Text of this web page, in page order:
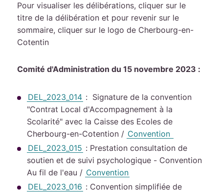
Pour visualiser les délibérations, cliquer sur le
titre de la délibération et pour revenir sur le
sommaire, cliquer sur le logo de Cherbourg-en-
Cotentin
Comité d'Administration du 15 novembre 2023 :
DEL_2023_014 : Signature de la convention
"Contrat Local d'Accompagnement à la
Scolarité" avec la Caisse des Ecoles de
Cherbourg-en-Cotention / Convention
DEL_2023_015 : Prestation consultation de
soutien et de suivi psychologique - Convention
Au fil de l'eau / Convention
DEL_2023_016 : Convention simplifiée de